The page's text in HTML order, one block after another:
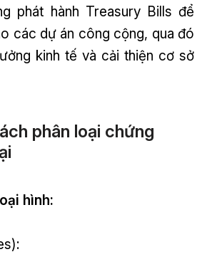
phát hành Treasury Bills để
các dự án công cộng, qua đó
kinh tế và cải thiện cơ sở
phân loại chứng
hình: